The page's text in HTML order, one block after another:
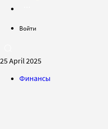
Войти
25 April 2025
Финансы